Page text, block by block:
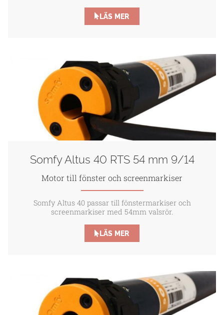
LÄS MER
Somfy Altus 40 RTS 54 mm 9/14
Motor till fönster och screenmarkiser
Somfy Altus 40 passar till fönstermarkiser och
screenmarkiser med 54mm valsrör.
LÄS MER